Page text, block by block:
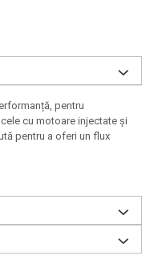
pentru
cu motoare injectate și
pentru a oferi un flux